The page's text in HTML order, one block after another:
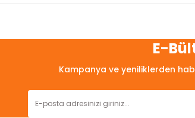
Bu
E-
Kampanya ve yeniliklerden